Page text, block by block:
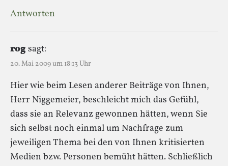
Antworten
rogsagt:
20. Mai 2009 um 18:13 Uhr
Hier wie beim Lesen anderer Beiträge von Ihnen,
Herr Niggemeier, beschleicht mich das Gefühl,
dass sie an Relevanz gewonnen hätten, wenn Sie
sich selbst noch einmal um Nachfrage zum
jeweiligen Thema bei den von Ihnen kritisierten
Medien bzw. Personen bemüht hätten. Schließlich